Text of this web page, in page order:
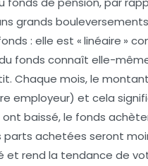
grands
: elle est « linéaire »
fonds connaît elle-
Chaque mois, le
employeur) et cela
baissé, le fonds
parts achetées seront
et rend la tendance de